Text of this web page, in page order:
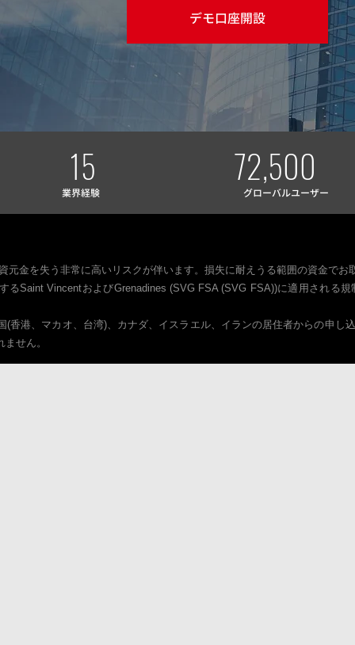
デモ口座開設
15
業界経験
72,500
グローバル​ユーザー
元金を失う非常に高いリスクが伴います。損失に耐えうる範囲の資金で
るSaint VincentおよびGrenadines (SVG FSA (SVG FSA))に適用される
(香港、マカオ、台湾)、カナダ、イスラエル、イランの居住者からの申し
ません。